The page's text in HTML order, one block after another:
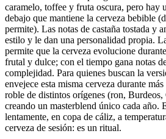
caramelo, toffee y fruta oscura, pero hay
debajo que mantiene la cerveza bebible
permite). Las notas de castaña tostada y
estilo y le dan una personalidad propia.
permite que la cerveza evolucione
frutal y dulce; con el tiempo gana notas
complejidad. Para quienes buscan la
envejece esta misma cerveza durante
roble de distintos orígenes (ron,
creando un masterblend único cada año.
lentamente, en copa de cáliz, a
cerveza de sesión: es un ritual.